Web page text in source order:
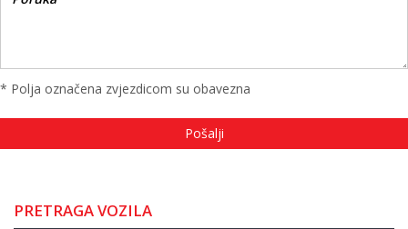
* Polja označena zvjezdicom su obavezna
PRETRAGA VOZILA